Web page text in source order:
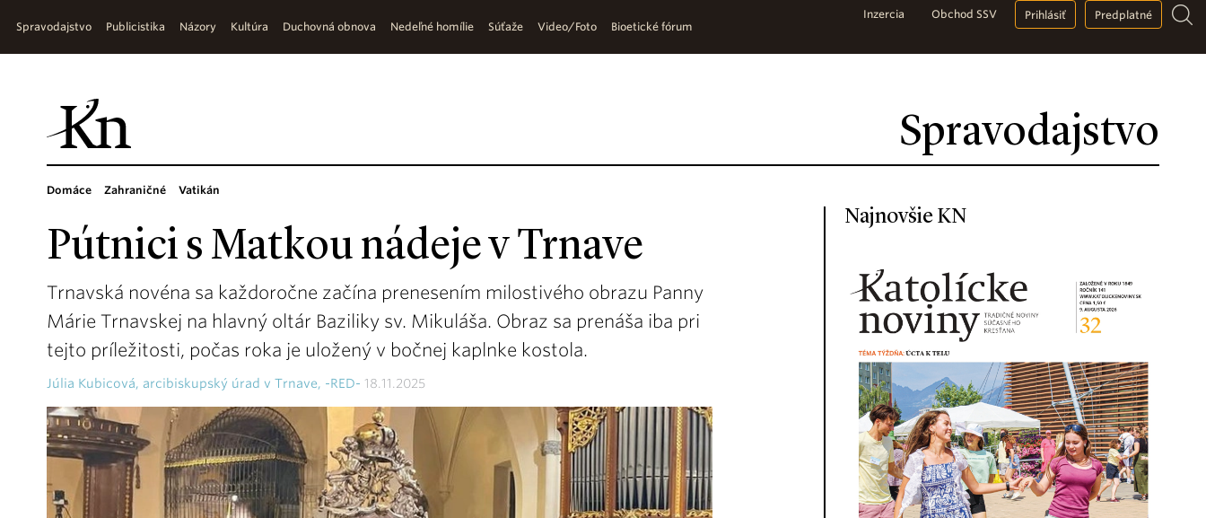
Spravodajstvo
Spravodajstvo Publicistika Názory Kultúra Duchovná obnova Nedeľné homílie Súťaže Video/Foto Bioetické fórum
Inzercia Obchod SSV Prihlásiť Predplatné
Domáce Zahraničné Vatikán
Pútnici s Matkou nádeje v Trnave
Trnavská novéna sa každoročne začína prenesením milostivého obrazu Panny
Márie Trnavskej na hlavný oltár Baziliky sv. Mikuláša. Obraz sa prenáša iba pri
tejto príležitosti, počas roka je uložený v bočnej kaplnke kostola.
Júlia Kubicová, arcibiskupský úrad v Trnave, -RED- 18.11.2025
Najnovšie KN